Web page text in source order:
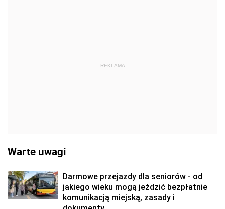
REKLAMA
Warte uwagi
Darmowe przejazdy dla seniorów - od
jakiego wieku mogą jeździć bezpłatnie
komunikacją miejską, zasady i